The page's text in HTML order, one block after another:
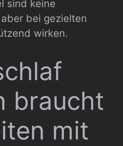
sind keine
bei gezielten
wirken.
braucht
mit